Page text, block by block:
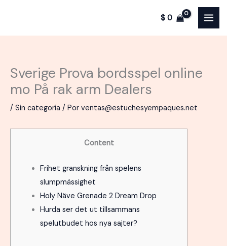
contenido
$0
Sverige Prova bordsspel online
mo På rak arm Dealers
/ Sin categoría / Por ventas@estuchesyempaques.net
Content
Frihet granskning från spelens
slumpmässighet
Holy Näve Grenade 2 Dream Drop
Hurda ser det ut tillsammans
spelutbudet hos nya sajter?